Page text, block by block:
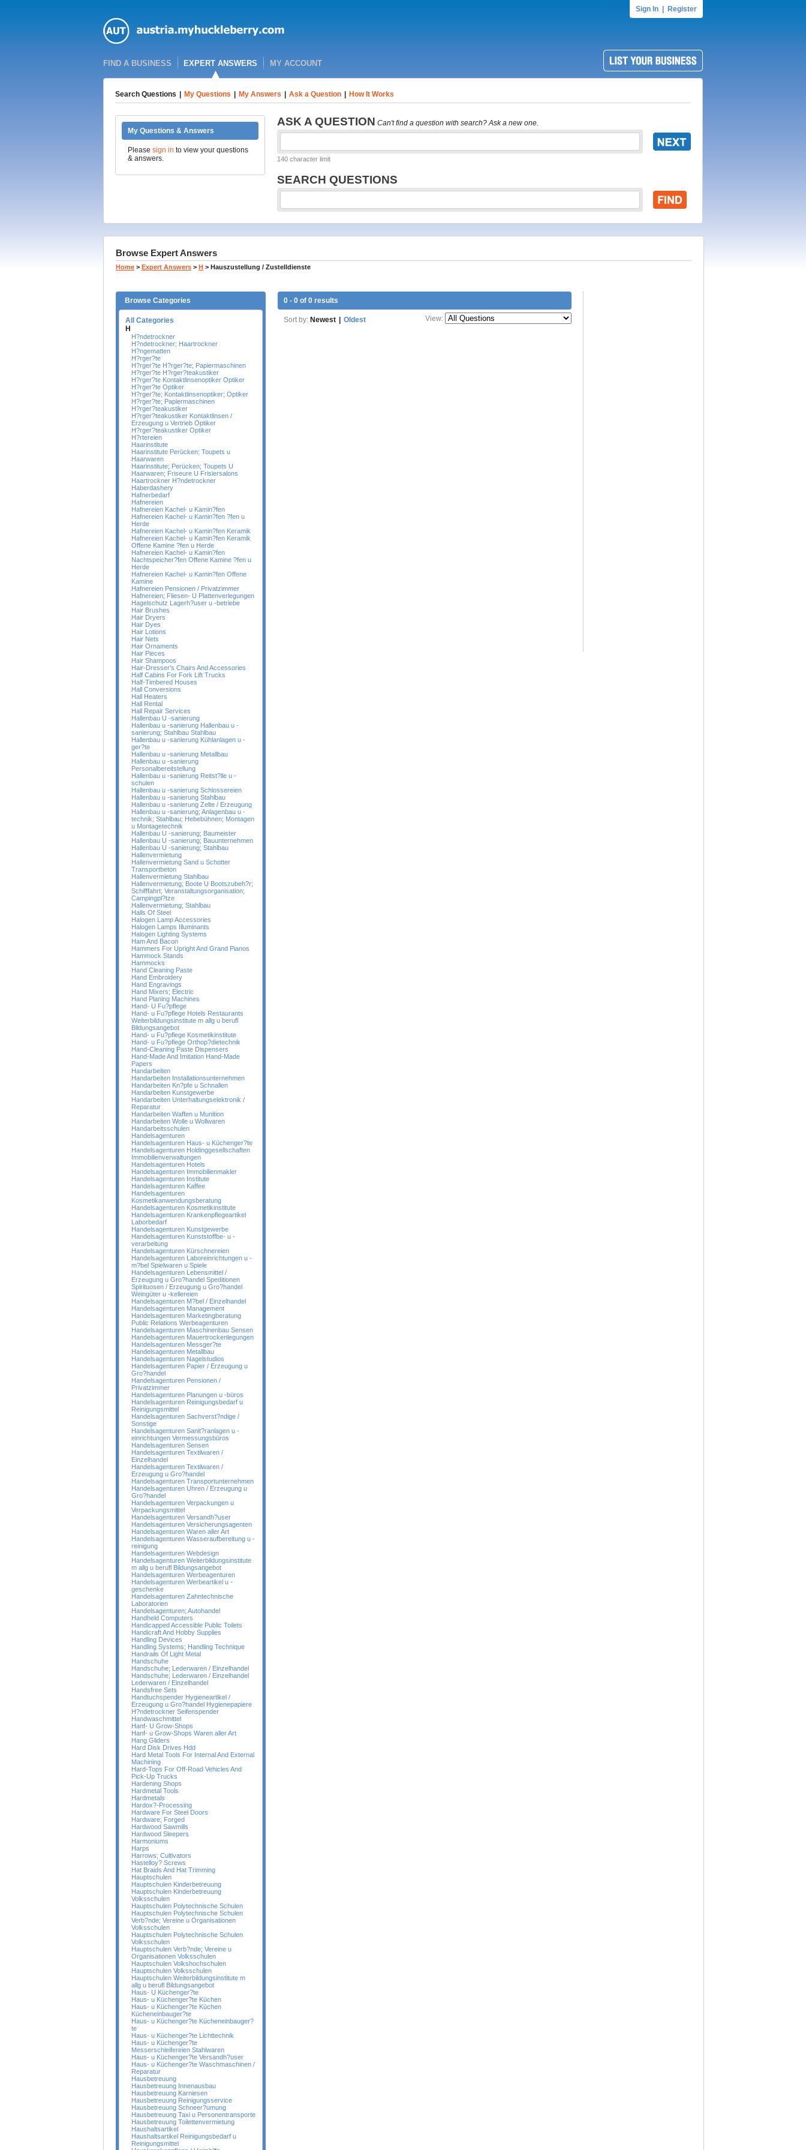
Sign In Register
FIND A BUSINESS EXPERT ANSWERS MY ACCOUNT
Search Questions My Questions My Answers Ask a Question How It Works
My Questions & Answers
Please sign in to view your questions
& answers.
ASK A QUESTION Can't find a question with search? Ask a new one.
140 character limit
SEARCH QUESTIONS
Browse Expert Answers
Home > Expert Answers > H > Hauszustellung / Zustelldienste
Browse Categories
All Categories
H
H?ndetrockner
H?ndetrockner; Haartrockner
H?ngematten
H?rger?te
H?rger?te H?rger?te; Papiermaschinen
H?rger?te H?rger?teakustiker
H?rger?te Kontaktlinsenoptiker Optiker
H?rger?te Optiker
H?rger?te; Kontaktlinsenoptiker; Optiker
H?rger?te; Papiermaschinen
H?rger?teakustiker
H?rger?teakustiker Kontaktlinsen /
Erzeugung u Vertrieb Optiker
H?rger?teakustiker Optiker
H?rtereien
Haarinstitute
Haarinstitute Perücken; Toupets u
Haarwaren
Haarinstitute; Perücken; Toupets U
Haarwaren; Friseure U Frisiersalons
Haartrockner H?ndetrockner
Haberdashery
Hafnerbedarf
Hafnereien
Hafnereien Kachel- u Kamin?fen
Hafnereien Kachel- u Kamin?fen ?fen u
Herde
Hafnereien Kachel- u Kamin?fen Keramik
Hafnereien Kachel- u Kamin?fen Keramik
Offene Kamine ?fen u Herde
Hafnereien Kachel- u Kamin?fen
Nachtspeicher?fen Offene Kamine ?fen u
Herde
Hafnereien Kachel- u Kamin?fen Offene
Kamine
Hafnereien Pensionen / Privatzimmer
Hafnereien; Fliesen- U Plattenverlegungen
Hagelschutz Lagerh?user u -betriebe
Hair Brushes
Hair Dryers
Hair Dyes
Hair Lotions
Hair Nets
Hair Ornaments
Hair Pieces
Hair Shampoos
Hair-Dresser's Chairs And Accessories
Half Cabins For Fork Lift Trucks
Half-Timbered Houses
Hall Conversions
Hall Heaters
Hall Rental
Hall Repair Services
Hallenbau U -sanierung
Hallenbau u -sanierung Hallenbau u -
sanierung; Stahlbau Stahlbau
Hallenbau u -sanierung Kühlanlagen u -
ger?te
Hallenbau u -sanierung Metallbau
Hallenbau u -sanierung
Personalbereitstellung
Hallenbau u -sanierung Reitst?lle u -
schulen
Hallenbau u -sanierung Schlossereien
Hallenbau u -sanierung Stahlbau
Hallenbau u -sanierung Zelte / Erzeugung
Hallenbau u -sanierung; Anlagenbau u -
technik; Stahlbau; Hebebühnen; Montagen
u Montagetechnik
Hallenbau U -sanierung; Baumeister
Hallenbau U -sanierung; Bauunternehmen
Hallenbau U -sanierung; Stahlbau
Hallenvermietung
Hallenvermietung Sand u Schotter
Transportbeton
Hallenvermietung Stahlbau
Hallenvermietung; Boote U Bootszubeh?r;
Schifffahrt; Veranstaltungsorganisation;
Campingpl?tze
Hallenvermietung; Stahlbau
Halls Of Steel
Halogen Lamp Accessories
Halogen Lamps Illuminants
Halogen Lighting Systems
Ham And Bacon
Hammers For Upright And Grand Pianos
Hammock Stands
Hammocks
Hand Cleaning Paste
Hand Embroidery
Hand Engravings
Hand Mixers; Electric
Hand Planing Machines
Hand- U Fu?pflege
Hand- u Fu?pflege Hotels Restaurants
Weiterbildungsinstitute m allg u berufl
Bildungsangebot
Hand- u Fu?pflege Kosmetikinstitute
Hand- u Fu?pflege Orthop?dietechnik
Hand-Cleaning Paste Dispensers
Hand-Made And Imitation Hand-Made
Papers
Handarbeiten
Handarbeiten Installationsunternehmen
Handarbeiten Kn?pfe u Schnallen
Handarbeiten Kunstgewerbe
Handarbeiten Unterhaltungselektronik /
Reparatur
Handarbeiten Waffen u Munition
Handarbeiten Wolle u Wollwaren
Handarbeitsschulen
Handelsagenturen
Handelsagenturen Haus- u Küchenger?te
Handelsagenturen Holdinggesellschaften
Immobilienverwaltungen
Handelsagenturen Hotels
Handelsagenturen Immobilienmakler
Handelsagenturen Institute
Handelsagenturen Kaffee
Handelsagenturen
Kosmetikanwendungsberatung
Handelsagenturen Kosmetikinstitute
Handelsagenturen Krankenpflegeartikel
Laborbedarf
Handelsagenturen Kunstgewerbe
Handelsagenturen Kunststoffbe- u -
verarbeitung
Handelsagenturen Kürschnereien
Handelsagenturen Laboreinrichtungen u -
m?bel Spielwaren u Spiele
Handelsagenturen Lebensmittel /
Erzeugung u Gro?handel Speditionen
Spirituosen / Erzeugung u Gro?handel
Weingüter u -kellereien
Handelsagenturen M?bel / Einzelhandel
Handelsagenturen Management
Handelsagenturen Marketingberatung
Public Relations Werbeagenturen
Handelsagenturen Maschinenbau Sensen
Handelsagenturen Mauertrockenlegungen
Handelsagenturen Messger?te
Handelsagenturen Metallbau
Handelsagenturen Nagelstudios
Handelsagenturen Papier / Erzeugung u
Gro?handel
Handelsagenturen Pensionen /
Privatzimmer
Handelsagenturen Planungen u -büros
Handelsagenturen Reinigungsbedarf u
Reinigungsmittel
Handelsagenturen Sachverst?ndige /
Sonstige
Handelsagenturen Sanit?ranlagen u -
einrichtungen Vermessungsbüros
Handelsagenturen Sensen
Handelsagenturen Textilwaren /
Einzelhandel
Handelsagenturen Textilwaren /
Erzeugung u Gro?handel
Handelsagenturen Transportunternehmen
Handelsagenturen Uhren / Erzeugung u
Gro?handel
Handelsagenturen Verpackungen u
Verpackungsmittel
Handelsagenturen Versandh?user
Handelsagenturen Versicherungsagenten
Handelsagenturen Waren aller Art
Handelsagenturen Wasseraufbereitung u -
reinigung
Handelsagenturen Webdesign
Handelsagenturen Weiterbildungsinstitute
m allg u berufl Bildungsangebot
Handelsagenturen Werbeagenturen
Handelsagenturen Werbeartikel u -
geschenke
Handelsagenturen Zahntechnische
Laboratorien
Handelsagenturen; Autohandel
Handheld Computers
Handicapped Accessible Public Toilets
Handicraft And Hobby Supplies
Handling Devices
Handling Systems; Handling Technique
Handrails Of Light Metal
Handschuhe
Handschuhe; Lederwaren / Einzelhandel
Handschuhe; Lederwaren / Einzelhandel
Lederwaren / Einzelhandel
Handsfree Sets
Handtuchspender Hygieneartikel /
Erzeugung u Gro?handel Hygienepapiere
H?ndetrockner Seifenspender
Handwaschmittel
Hanf- U Grow-Shops
Hanf- u Grow-Shops Waren aller Art
Hang Gliders
Hard Disk Drives Hdd
Hard Metal Tools For Internal And External
Machining
Hard-Tops For Off-Road Vehicles And
Pick-Up Trucks
Hardening Shops
Hardmetal Tools
Hardmetals
Hardox?-Processing
Hardware For Steel Doors
Hardware; Forged
Hardwood Sawmills
Hardwood Sleepers
Harmoniums
Harps
Harrows; Cultivators
Hastelloy? Screws
Hat Braids And Hat Trimming
Hauptschulen
Hauptschulen Kinderbetreuung
Hauptschulen Kinderbetreuung
Volksschulen
Hauptschulen Polytechnische Schulen
Hauptschulen Polytechnische Schulen
Verb?nde; Vereine u Organisationen
Volksschulen
Hauptschulen Polytechnische Schulen
Volksschulen
Hauptschulen Verb?nde; Vereine u
Organisationen Volksschulen
Hauptschulen Volkshochschulen
Hauptschulen Volksschulen
Hauptschulen Weiterbildungsinstitute m
allg u berufl Bildungsangebot
Haus- U Küchenger?te
Haus- u Küchenger?te Küchen
Haus- u Küchenger?te Küchen
Kücheneinbauger?te
Haus- u Küchenger?te Kücheneinbauger?
te
Haus- u Küchenger?te Lichttechnik
Haus- u Küchenger?te
Messerschleifereien Stahlwaren
Haus- u Küchenger?te Versandh?user
Haus- u Küchenger?te Waschmaschinen /
Reparatur
Hausbetreuung
Hausbetreuung Innenausbau
Hausbetreuung Karniesen
Hausbetreuung Reinigungsservice
Hausbetreuung Schneer?umung
Hausbetreuung Taxi u Personentransporte
Hausbetreuung Toilettenvermietung
Haushaltsartikel
Haushaltsartikel Reinigungsbedarf u
Reinigungsmittel
0 - 0 of 0 results
Sort by: Newest Oldest View: